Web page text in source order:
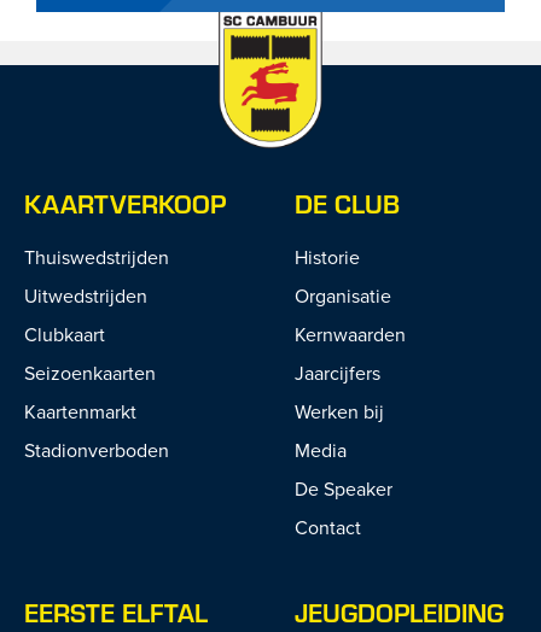
KAARTVERKOOP
Thuiswedstrijden
Uitwedstrijden
Clubkaart
Seizoenkaarten
Kaartenmarkt
Stadionverboden
DE CLUB
Historie
Organisatie
Kernwaarden
Jaarcijfers
Werken bij
Media
De Speaker
Contact
EERSTE ELFTAL JEUGDOPLEIDING